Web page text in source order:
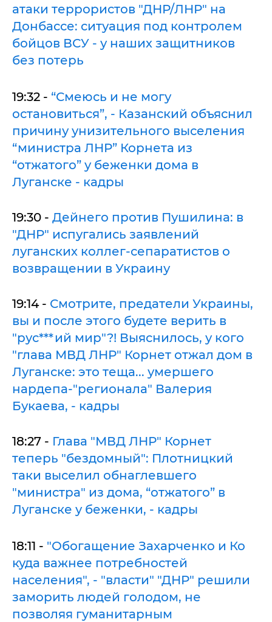
атаки террористов "ДНР/ЛНР" на
Донбассе: ситуация под контролем
бойцов ВСУ - у наших защитников
без потерь
19:32 - “Смеюсь и не могу
остановиться”, - Казанский объяснил
причину унизительного выселения
“министра ЛНР” Корнета из
“отжатого” у беженки дома в
Луганске - кадры
19:30 - Дейнего против Пушилина: в
"ДНР" испугались заявлений
луганских коллег-сепаратистов о
возвращении в Украину
19:14 - Смотрите, предатели Украины,
вы и после этого будете верить в
"рус***ий мир"?! Выяснилось, у кого
"глава МВД ЛНР" Корнет отжал дом в
Луганске: это теща... умершего
нардепа-"регионала" Валерия
Букаева, - кадры
18:27 - Глава "МВД ЛНР" Корнет
теперь "бездомный": Плотницкий
таки выселил обнаглевшего
"министра" из дома, “отжатого” в
Луганске у беженки, - кадры
18:11 - "Обогащение Захарченко и Ко
куда важнее потребностей
населения", - "власти" "ДНР" решили
заморить людей голодом, не
позволяя гуманитарным